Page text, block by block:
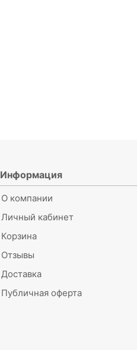
Информация
О компании
Личный кабинет
Корзина
Отзывы
Доставка
Публичная оферта